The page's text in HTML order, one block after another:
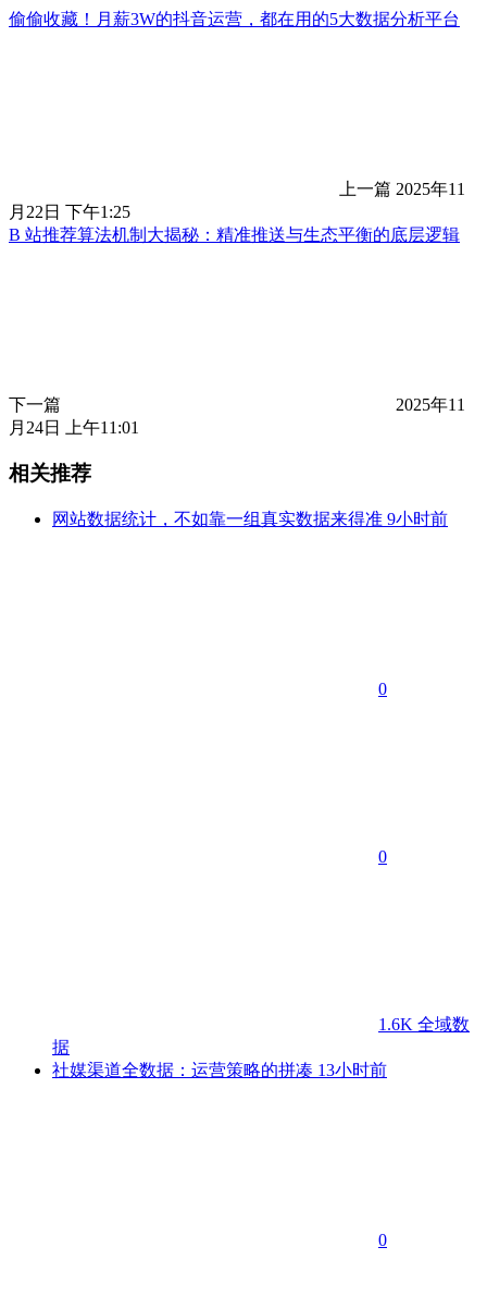
偷偷收藏！月薪3W的抖音运营，都在用的5大数据分析平台
上一篇 2025年11
月22日 下午1:25
B 站推荐算法机制大揭秘：精准推送与生态平衡的底层逻辑
下一篇
2025年11
月24日 上午11:01
相关推荐
网站数据统计，不如靠一组真实数据来得准 9小时前
0
0
1.6K 全域数
据
社媒渠道全数据：运营策略的拼凑 13小时前
0